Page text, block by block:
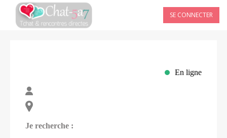
SE CONNECTER
En ligne
Je recherche :